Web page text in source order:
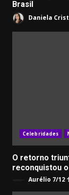
Brasil
Daniela
Celebridades
O retorno
reconquistou
Aurélio 7/12